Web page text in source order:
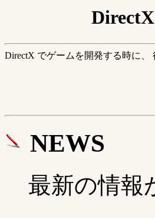
DirectX でゲームを開発する時に
NEWS
最新の情報